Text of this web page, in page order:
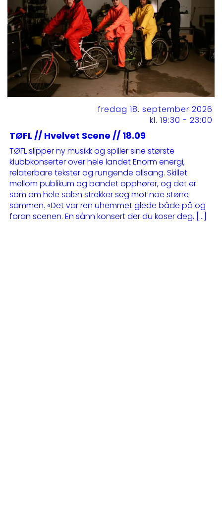
fredag 18. september 2026
kl. 19:30 - 23:00
TØFL // Hvelvet Scene // 18.09
TØFL slipper ny musikk og spiller sine største
klubbkonserter over hele landet Enorm energi,
relaterbare tekster og rungende allsang. Skillet
mellom publikum og bandet opphører, og det er
som om hele salen strekker seg mot noe større
sammen. «Det var ren uhemmet glede både på og
foran scenen. En sånn konsert der du koser deg, […]